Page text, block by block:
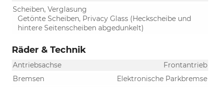
Scheiben, Verglasung
Getönte Scheiben, Privacy Glass (Heckscheibe und
hintere Seitenscheiben abgedunkelt)
Räder & Technik
Antriebsachse
Frontantrieb
Bremsen
Elektronische Parkbremse